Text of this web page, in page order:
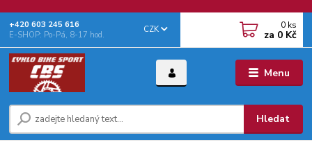
Menu
CZK
Hledat
+‭420 603 245 616‬
E-SHOP: Po-Pá, 8-17 hod.
0 ks
za 0 Kč